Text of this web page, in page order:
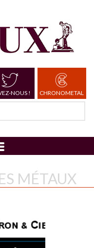
NOUS ! CHRONOMETAL
MÉTAUX